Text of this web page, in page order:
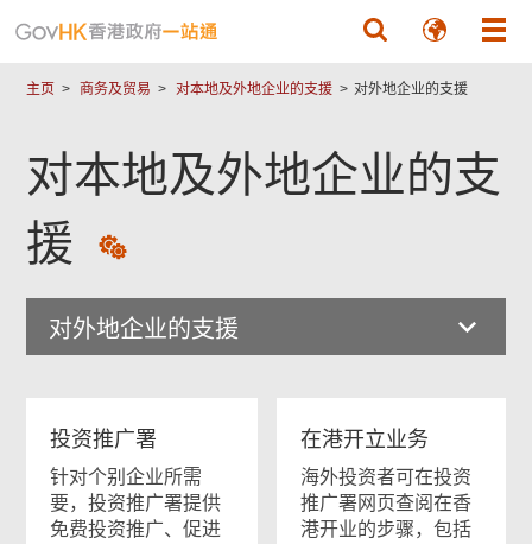
主页 商务及贸易 对本地及外地企业的支援 对外地企业的支援
对本地及外地企业的支
援
对外地企业的支援
投资推广署
针对个别企业所需
要，投资推广署提供
免费投资推广、促进
在港开立业务
海外投资者可在投资
推广署网页查阅在香
港开业的步骤，包括